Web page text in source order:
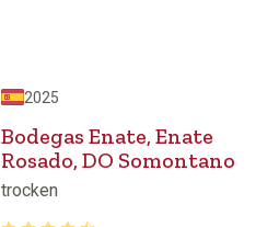
2025
Bodegas Enate, Enate
Rosado, DO Somontano
trocken